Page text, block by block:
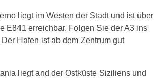
liegt im Westen der Stadt und ist über
E841 erreichbar. Folgen Sie der A3 ins
Hafen ist ab dem Zentrum gut
liegt and der Ostküste Siziliens und